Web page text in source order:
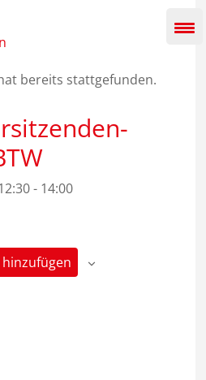
bereits stattgefunden.
- 14:00